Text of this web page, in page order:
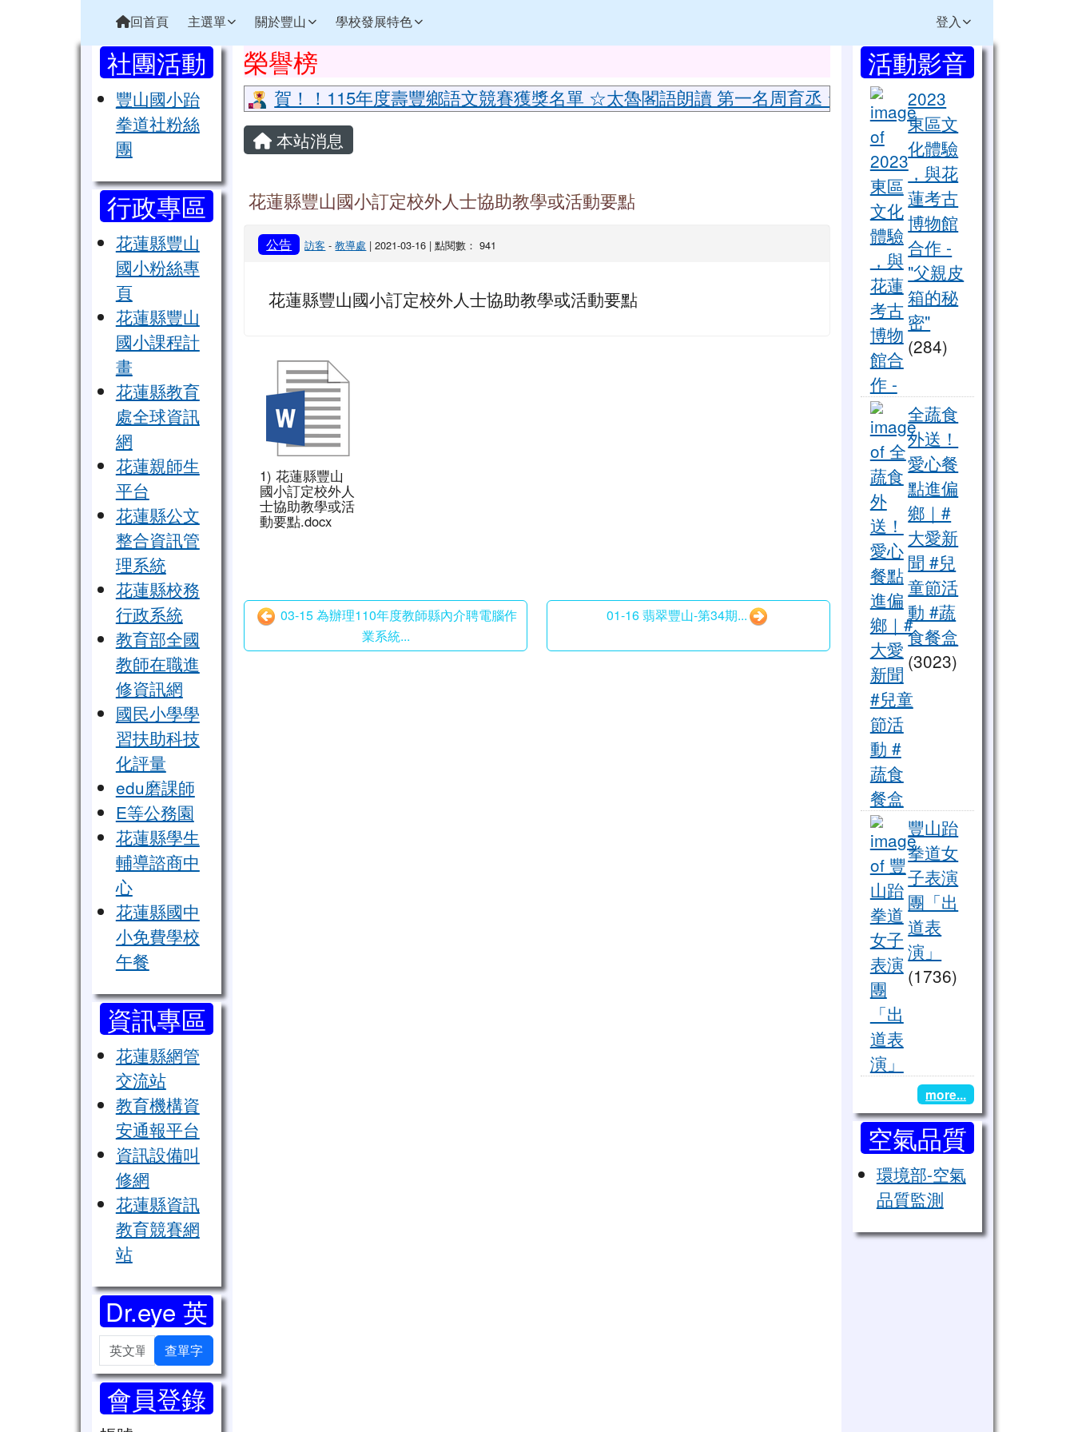
花蓮縣立豐山國小全球資訊網
回首頁 主選單 關於豐山 學校發展特色 登入
⏸
左邊區域內容
社團活動
豐山國小跆
拳道社粉絲
團
行政專區
花蓮縣豐山
國小粉絲專
頁
花蓮縣豐山
國小課程計
畫
花蓮縣教育
處全球資訊
網
花蓮親師生
平台
花蓮縣公文
整合資訊管
理系統
花蓮縣校務
行政系統
教育部全國
教師在職進
修資訊網
國民小學學
習扶助科技
化評量
edu磨課師
E等公務園
花蓮縣學生
輔導諮商中
心
花蓮縣國中
小免費學校
午餐
資訊專區
花蓮縣網管
交流站
教育機構資
安通報平台
資訊設備叫
修網
花蓮縣資訊
教育競賽網
站
Dr.eye 英
漢字典
英文單字查單字
會員登錄
上中區域內容
榮譽榜
賀！！115年度壽豐鄉語文競賽獲獎名單 ☆太魯閣語朗讀 第一名周育丞 ☆英語說故事 第二名張鈞維
主內容區域
本站消息
花蓮縣豐山國小訂定校外人士協助教學或活動要點
公告 訪客 -教導處 | 2021-03-16 | 點閱數： 941
花蓮縣豐山國小訂定校外人士協助教學或活動要點
1) 花蓮縣豐山
國小訂定校外人
士協助教學或活
動要點.docx
03-15 為辦理110年度教師縣內介聘電腦作
業系統...
01-16 翡翠豐山-第34期...
右邊區域內容
活動影音
檔
2023 東區文化體驗 ，與
2023
東區文
化體驗
，與花
蓮考古
博物館
合作 -
"父親皮
箱的秘
密"
(284)
全蔬食外送！愛心餐點進
全蔬食
外送！
愛心餐
點進偏
鄉｜#
大愛新
聞 #兒
童節活
動 #蔬
食餐盒
(3023)
豐山跆拳道女子表演團「
豐山跆
拳道女
子表演
團「出
道表
演」
(1736)
more...
空氣品質
監測
環境部-空氣
品質監測
頁尾區域